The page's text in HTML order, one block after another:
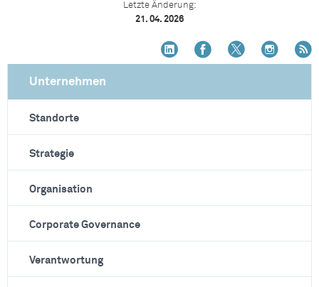
Letzte Änderung:
21. 04. 2026
Unternehmen
Standorte
Strategie
Organisation
Corporate Governance
Verantwortung